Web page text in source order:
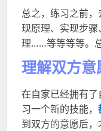
总之，练习之前
现原理、实现步
理……等等等等。
理解双方意
在自家已经拥有
习一个新的技能，
到双方的意愿后